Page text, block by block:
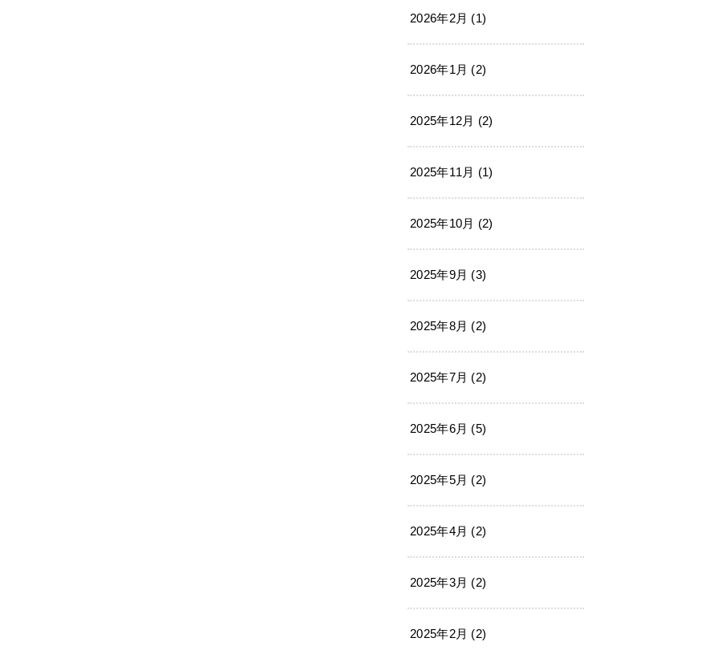
2026年2月 (1)
2026年1月 (2)
2025年12月 (2)
2025年11月 (1)
2025年10月 (2)
2025年9月 (3)
2025年8月 (2)
2025年7月 (2)
2025年6月 (5)
2025年5月 (2)
2025年4月 (2)
2025年3月 (2)
2025年2月 (2)